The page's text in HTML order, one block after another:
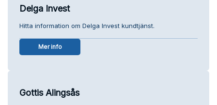
Delga Invest
Hitta information om Delga Invest kundtjänst.
Mer info
Gottis Alingsås